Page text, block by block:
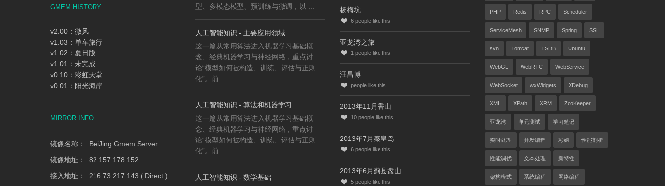
GMEM HISTORY
v2.00：微风
v1.03：单车旅行
v1.02：夏日版
v1.01：未完成
v0.10：彩虹天堂
v0.01：阳光海岸
MIRROR INFO
镜像名称： BeiJing Gmem Server
镜像地址： 82.157.178.152
接入地址： 216.73.217.143 ( Direct )
型、多模态模型、预训练与微调，以 ...
人工智能知识 - 主要应用领域
这一篇从常用算法进入机器学习基础概
念、经典机器学习与神经网络，重点讨
论“模型如何被构造、训练、评估与正则
化”。前 ...
人工智能知识 - 算法和机器学习
这一篇从常用算法进入机器学习基础概
念、经典机器学习与神经网络，重点讨
论“模型如何被构造、训练、评估与正则
化”。前 ...
人工智能知识 - 数学基础
杨梅坑
6 people like this
亚龙湾之旅
1 people like this
汪昌博
people like this
2013年11月香山
10 people like this
2013年7月秦皇岛
6 people like this
2013年6月蓟县盘山
5 people like this
PHP Redis RPC Scheduler
ServiceMesh SNMP Spring SSL
svn Tomcat TSDB Ubuntu
WebGL WebRTC WebService
WebSocket wxWidgets XDebug
XML XPath XRM ZooKeeper
亚龙湾 单元测试 学习笔记
实时处理 并发编程 彩姐 性能剖析
性能调优 文本处理 新特性
架构模式 系统编程 网络编程